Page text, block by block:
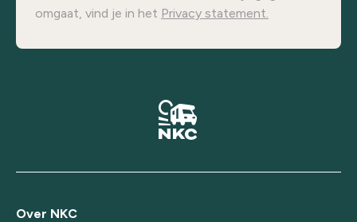
omgaat, vind je in het Privacy statement.
Over NKC